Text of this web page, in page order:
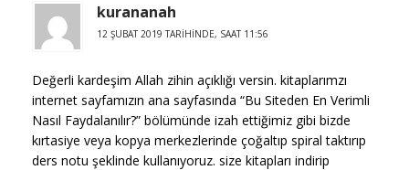
kurananah
12 ŞUBAT 2019 TARIHINDE, SAAT 11:56
Değerli kardeşim Allah zihin açıklığı versin. kitaplarımzı
internet sayfamızın ana sayfasında “Bu Siteden En Verimli
Nasıl Faydalanılır?” bölümünde izah ettiğimiz gibi bizde
kırtasiye veya kopya merkezlerinde çoğaltıp spiral taktırıp
ders notu şeklinde kullanıyoruz. size kitapları indirip